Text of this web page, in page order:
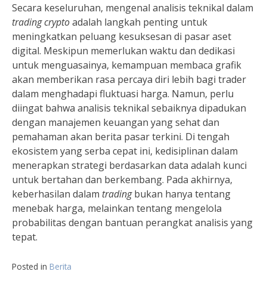
Secara keseluruhan, mengenal analisis teknikal dalam
trading cryptoadalah langkah penting untuk
meningkatkan peluang kesuksesan di pasar aset
digital. Meskipun memerlukan waktu dan dedikasi
untuk menguasainya, kemampuan membaca grafik
akan memberikan rasa percaya diri lebih bagi trader
dalam menghadapi fluktuasi harga. Namun, perlu
diingat bahwa analisis teknikal sebaiknya dipadukan
dengan manajemen keuangan yang sehat dan
pemahaman akan berita pasar terkini. Di tengah
ekosistem yang serba cepat ini, kedisiplinan dalam
menerapkan strategi berdasarkan data adalah kunci
untuk bertahan dan berkembang. Pada akhirnya,
keberhasilan dalam tradingbukan hanya tentang
menebak harga, melainkan tentang mengelola
probabilitas dengan bantuan perangkat analisis yang
tepat.
Posted in Berita